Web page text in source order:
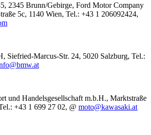
2345 Brunn/Gebirge, Ford Motor Company
5c, 1140 Wien, Tel.: +43 1 206092424,
Siefried-Marcus-Str. 24, 5020 Salzburg, Tel.:
und Handelsgesellschaft m.b.H., Marktstraße
+43 1 699 27 02, @ moto@kawasaki.at